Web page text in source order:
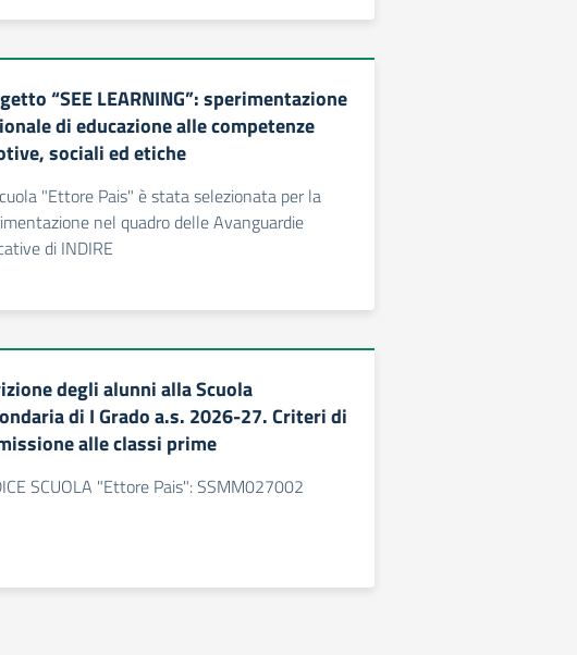
“SEE LEARNING”: sperimentazione
di educazione alle competenze
sociali ed etiche
"Ettore Pais" è stata selezionata per la
nel quadro delle Avanguardie
di INDIRE
degli alunni alla Scuola
di I Grado a.s. 2026-27. Criteri di
alle classi prime
SCUOLA "Ettore Pais": SSMM027002